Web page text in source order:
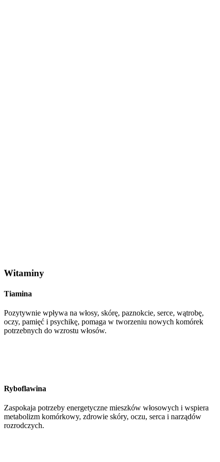
Witaminy
Tiamina
Pozytywnie wpływa na włosy, skórę, paznokcie, serce, wątrobę,
oczy, pamięć i psychikę, pomaga w tworzeniu nowych komórek
potrzebnych do wzrostu włosów.
Ryboflawina
Zaspokaja potrzeby energetyczne mieszków włosowych i wspiera
metabolizm komórkowy, zdrowie skóry, oczu, serca i narządów
rozrodczych.